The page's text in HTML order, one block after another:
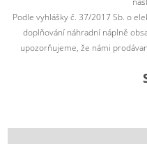
Podle vyhlášky č. 37/2017 Sb. o
doplňování náhradní náplně
upozorňujeme, že námi